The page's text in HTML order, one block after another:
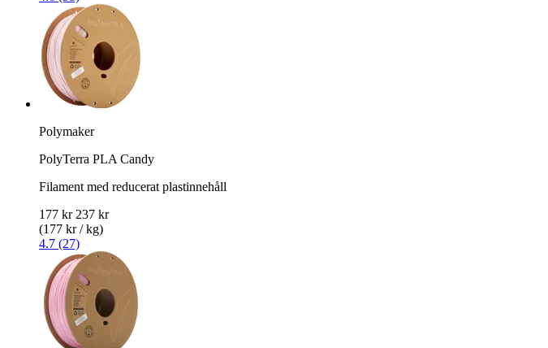
Polymaker
PolyTerra PLA Candy
Filament med reducerat plastinnehåll
177 kr 237 kr
(177 kr / kg)
4.7 (27)